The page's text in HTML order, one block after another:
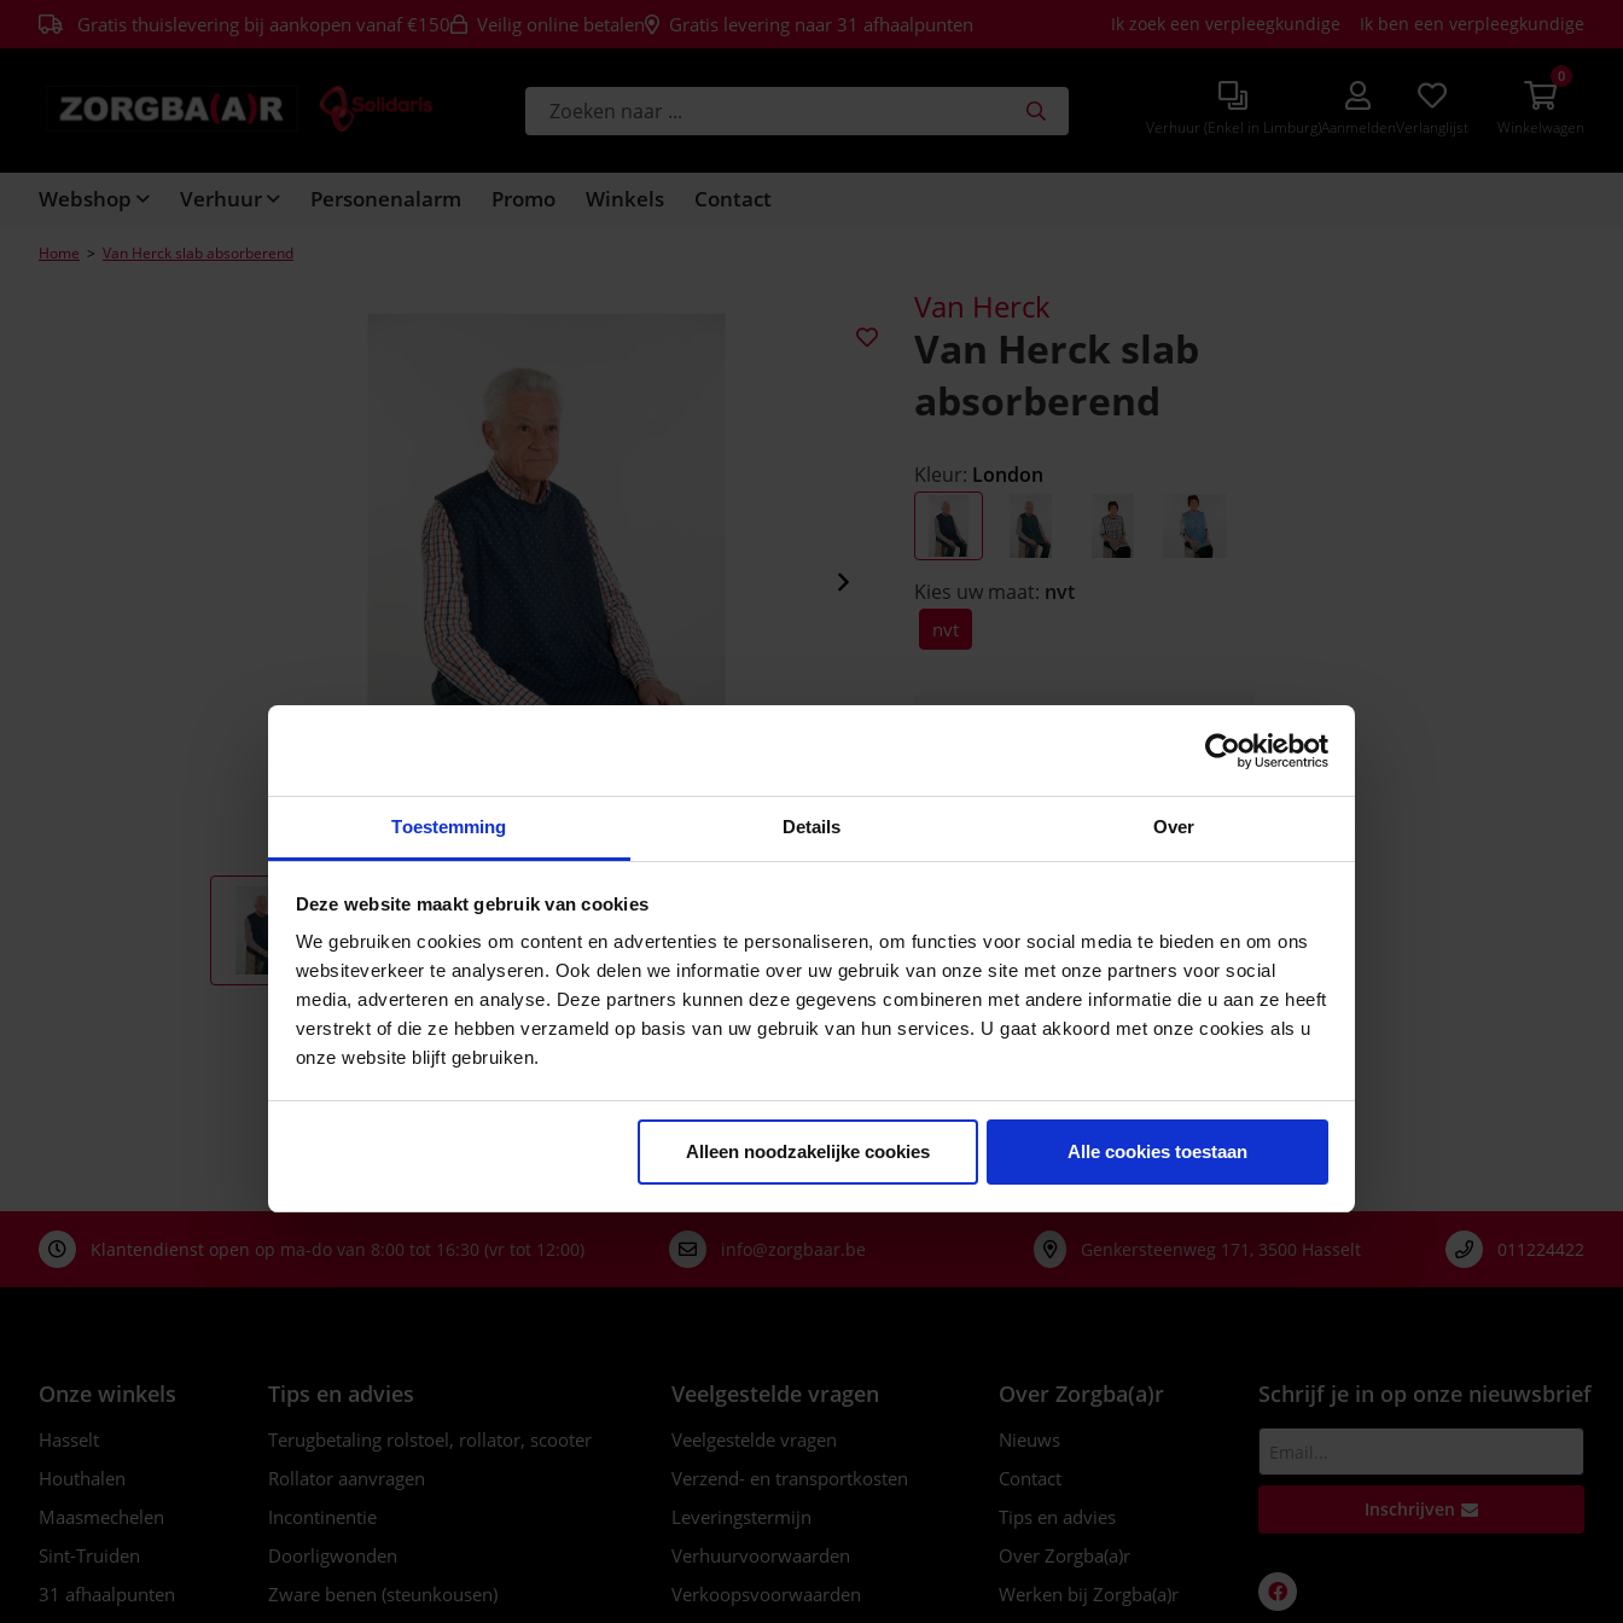
Toestemming Details Over
Deze website maakt gebruik van cookies
We gebruiken cookies om content en advertenties te personaliseren, om functies voor social media te bieden en om ons
websiteverkeer te analyseren. Ook delen we informatie over uw gebruik van onze site met onze partners voor social
media, adverteren en analyse. Deze partners kunnen deze gegevens combineren met andere informatie die u aan ze heeft
verstrekt of die ze hebben verzameld op basis van uw gebruik van hun services. U gaat akkoord met onze cookies als u
onze website blijft gebruiken.
Alleen noodzakelijke cookies Alle cookies toestaan
Gratis thuislevering bij aankopen vanaf €150 Veilig online betalen Gratis levering naar 31 afhaalpunten Ik zoek een verpleegkundige Ik ben een verpleegkundige
Verhuur (Enkel in Limburg)AanmeldenVerlanglijst Winkelwagen
0
Webshop Verhuur Personenalarm Promo Winkels Contact
Home > Van Herck slab absorberend
Van Herck
Van Herck slab
absorberend
Kleur: London
Kies uw maat: nvt
nvt
werkdag verzonden
mijn
winkelmandje
Omschrijving
Slabber met dessin, absorberend, ondoorlaatbaar,
Klantendienst open op ma-do van 8:00 tot 16:30 (vr tot 12:00) info@zorgbaar.be Genkersteenweg 171, 3500 Hasselt 011224422
Onze winkels
Hasselt
Houthalen
Maasmechelen
Sint-Truiden
31 afhaalpunten
Tips en advies
Terugbetaling rolstoel, rollator, scooter
Rollator aanvragen
Incontinentie
Doorligwonden
Zware benen (steunkousen)
Veelgestelde vragen
Veelgestelde vragen
Verzend- en transportkosten
Leveringstermijn
Verhuurvoorwaarden
Verkoopsvoorwaarden
Over Zorgba(a)r
Nieuws
Contact
Tips en advies
Over Zorgba(a)r
Werken bij Zorgba(a)r
Schrijf je in op onze nieuwsbrief
Inschrijven